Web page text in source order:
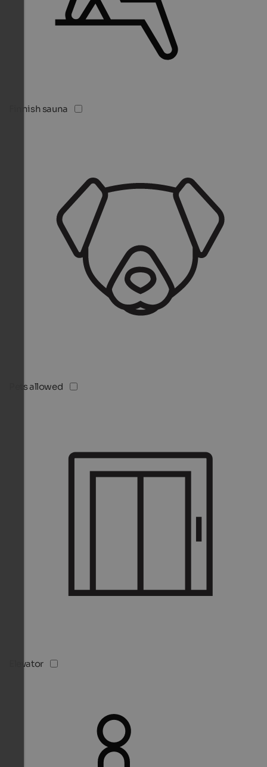
Finnish sauna
Pets allowed
Elevator